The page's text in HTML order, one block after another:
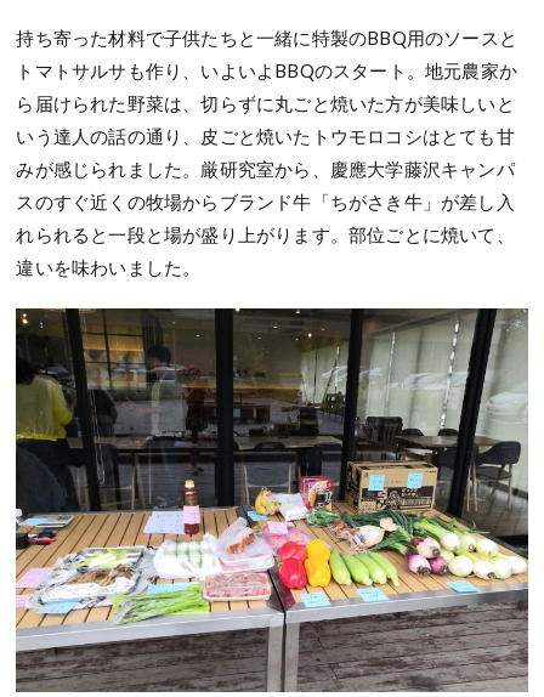
持ち寄った材料で子供たちと一緒に特製のBBQ用のソースと
トマトサルサも作り、いよいよBBQのスタート。地元農家か
ら届けられた野菜は、切らずに丸ごと焼いた方が美味しいと
いう達人の話の通り、皮ごと焼いたトウモロコシはとても甘
みが感じられました。厳研究室から、慶應大学藤沢キャンパ
スのすぐ近くの牧場からブランド牛「ちがさき牛」が差し入
れられると一段と場が盛り上がります。部位ごとに焼いて、
違いを味わいました。